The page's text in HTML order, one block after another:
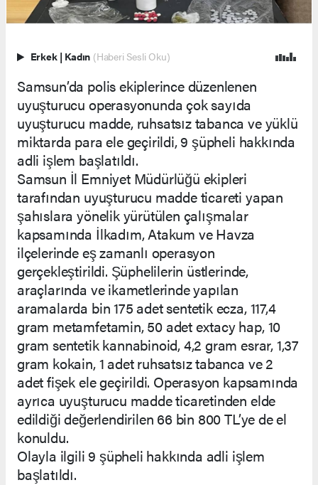
Erkek | Kadın (Haberi Sesli Oku)
Samsun’da polis ekiplerince düzenlenen
uyuşturucu operasyonunda çok sayıda
uyuşturucu madde, ruhsatsız tabanca ve yüklü
miktarda para ele geçirildi, 9 şüpheli hakkında
adli işlem başlatıldı.
Samsun İl Emniyet Müdürlüğü ekipleri
tarafından uyuşturucu madde ticareti yapan
şahıslara yönelik yürütülen çalışmalar
kapsamında İlkadım, Atakum ve Havza
ilçelerinde eş zamanlı operasyon
gerçekleştirildi. Şüphelilerin üstlerinde,
araçlarında ve ikametlerinde yapılan
aramalarda bin 175 adet sentetik ecza, 117,4
gram metamfetamin, 50 adet extacy hap, 10
gram sentetik kannabinoid, 4,2 gram esrar, 1,37
gram kokain, 1 adet ruhsatsız tabanca ve 2
adet fişek ele geçirildi. Operasyon kapsamında
ayrıca uyuşturucu madde ticaretinden elde
edildiği değerlendirilen 66 bin 800 TL’ye de el
konuldu.
Olayla ilgili 9 şüpheli hakkında adli işlem
başlatıldı.